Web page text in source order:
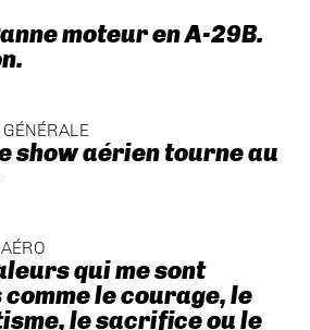
moteur en A-29B.
show aérien tourne au
qui me sont
le courage, le
le sacrifice ou le